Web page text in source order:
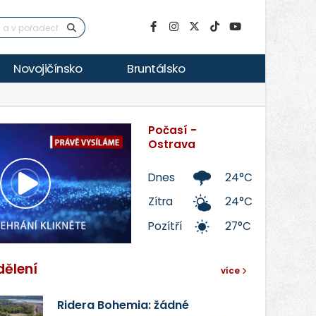
Novojičínsko Bruntálsko
Přehrát
video
Počasí -
Ostrava
Dnes
24°C
Zítra
24°C
Pozítří
27°C
více
Ridera Bohemia: žádné